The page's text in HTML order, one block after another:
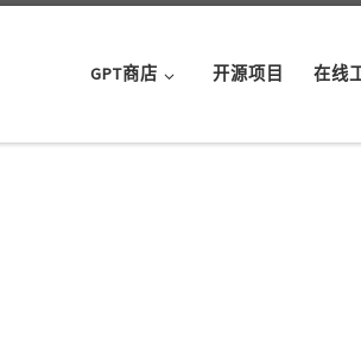
GPT商店 开源项目 在线